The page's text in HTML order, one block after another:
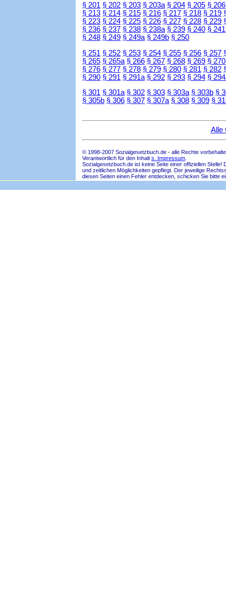
§ 201 § 202 § 203 § 203a § 204 § 205 § 206
§ 213 § 214 § 215 § 216 § 217 § 218 § 219
§ 223 § 224 § 225 § 226 § 227 § 228 § 229
§ 236 § 237 § 238 § 238a § 239 § 240 § 241
§ 248 § 249 § 249a § 249b § 250
§ 251 § 252 § 253 § 254 § 255 § 256 § 257
§ 265 § 265a § 266 § 267 § 268 § 269 § 270
§ 276 § 277 § 278 § 279 § 280 § 281 § 282
§ 290 § 291 § 291a § 292 § 293 § 294 §
§ 301 § 301a § 302 § 303 § 303a § 303b §
§ 305b § 306 § 307 § 307a § 308 § 309 §
Alle
© 1998-2007 Sozialgesetzbuch.de - alle Rechte
Verantwortlich für den Inhalt s. Impressum
Sozialgesetzbuch.de ist keine Seite einer offiziellen
und zeitlichen Möglichkeiten gepflegt. Der jeweilige
diesen Seiten einen Fehler entdecken, schicken Sie bitte